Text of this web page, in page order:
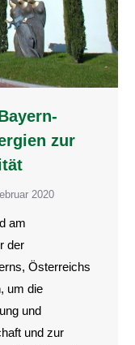
zur
2020
am
der
Österreichs
um die
und
und zur